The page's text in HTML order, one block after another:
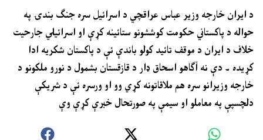
د ايران خارجه وزير عباس عراقچي د اسرائيل سره جنګ بندۍ په
حواله د پاکستاني حکومت کوششونو ستائينه کړې او اسرائيلي جارحيت
خلاف د ايران د موقف تائيد کولو باندې ئې د پاکستان شکريه ادا
کړيده ۔ دې نه آګاهو اسحاق ډار د قازقستان بشمول د نورو ملکونو د
خارجه وزيرانو سره هم ملاقاتونه کړي وو او ورسره ئې د شريکې
دلچسپې په معاملو او سيمې په صورتحال خبرې کړې وې